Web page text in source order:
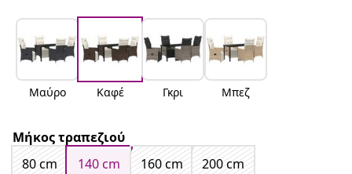
Μαύρο Καφέ Γκρι Μπεζ
Μήκος τραπεζιού
80 cm
140 cm 160 cm
200 cm